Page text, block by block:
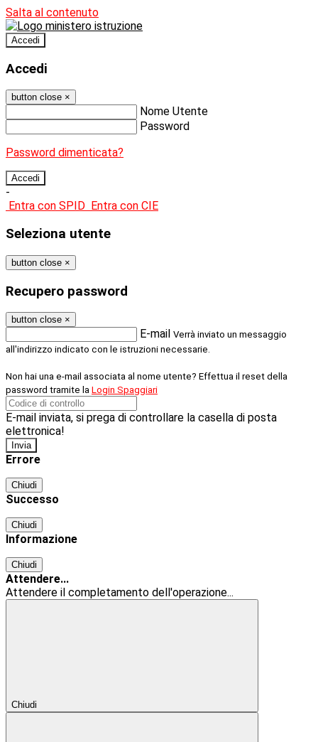
Salta al contenuto
Accedi
Accedi
button close ×
Nome Utente
Password
Password dimenticata?
-
Entra con SPID Entra con CIE
Seleziona utente
button close ×
Recupero password
button close ×
E-mail Verrà inviato un messaggio
all'indirizzo indicato con le istruzioni necessarie.
Non hai una e-mail associata al nome utente? Effettua il reset della
password tramite la Login Spaggiari
E-mail inviata, si prega di controllare la casella di posta
elettronica!
Errore
Chiudi
Successo
Chiudi
Informazione
Chiudi
Attendere...
Attendere il completamento dell'operazione...
Chiudi